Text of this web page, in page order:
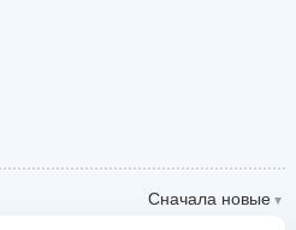
Сначала новые